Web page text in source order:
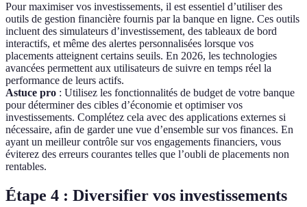
Pour maximiser vos investissements, il est essentiel d’utiliser des
outils de gestion financière fournis par la banque en ligne. Ces outils
incluent des simulateurs d’investissement, des tableaux de bord
interactifs, et même des alertes personnalisées lorsque vos
placements atteignent certains seuils. En 2026, les technologies
avancées permettent aux utilisateurs de suivre en temps réel la
performance de leurs actifs.
Astuce pro : Utilisez les fonctionnalités de budget de votre banque
pour déterminer des cibles d’économie et optimiser vos
investissements. Complétez cela avec des applications externes si
nécessaire, afin de garder une vue d’ensemble sur vos finances. En
ayant un meilleur contrôle sur vos engagements financiers, vous
éviterez des erreurs courantes telles que l’oubli de placements non
rentables.
Étape 4 : Diversifier vos investissements